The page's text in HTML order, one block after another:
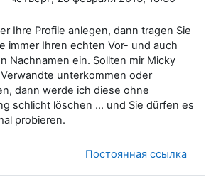
Ihre Profile anlegen, dann tragen Sie
immer Ihren echten Vor- und auch
Nachnamen ein. Sollten mir Micky
unterkommen oder
dann werde ich diese ohne
schlicht löschen ... und Sie dürfen es
probieren.
Постоянная ссылка